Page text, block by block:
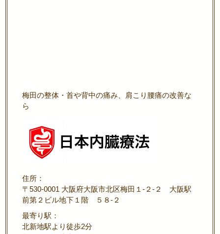
梅田の整体・首や背中の痛み、肩こり腰痛の改善な
ら
住所：
〒530-0001 大阪府大阪市北区梅田１-２-２ 大阪駅
前第２ビル地下１階 ５８-２
最寄り駅：
北新地駅より徒歩2分